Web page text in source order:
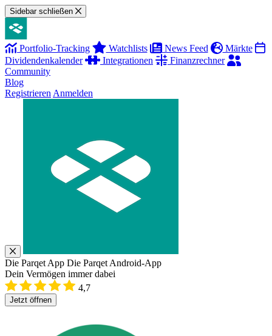
Sidebar schließen
Portfolio-Tracking Watchlists News Feed
Märkte
Dividendenkalender
Integrationen
Finanzrechner
Community
Blog
Registrieren Anmelden
Die Parqet App Die Parqet Android-App
Dein Vermögen immer dabei
4,7
Jetzt öffnen